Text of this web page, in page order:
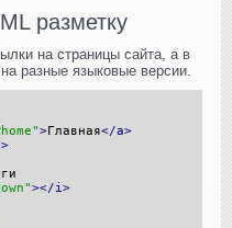
разметку
на страницы сайта, а в
на разные языковые версии.
>Главная</a>
></i>